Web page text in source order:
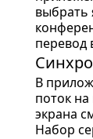
выбрать
перевод
В
поток
экрана
Набор